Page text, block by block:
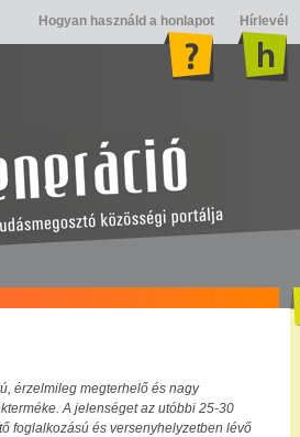
Hogyan használd a honlapot Hírlevél
érzelmileg megterhelő és nagy
A jelenséget az utóbbi 25-30
foglalkozású és versenyhelyzetben lévő